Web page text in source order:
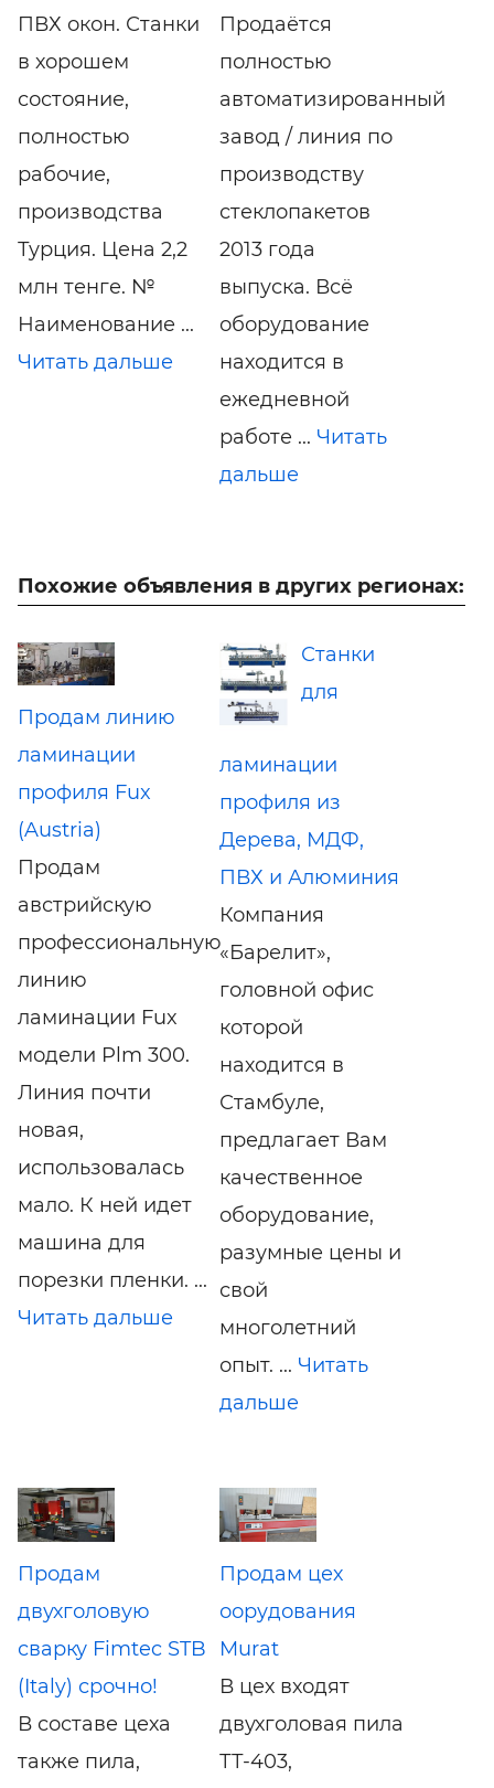
ПВХ окон. Станки
в хорошем
состояние,
полностью
рабочие,
производства
Турция. Цена 2,2
млн тенге. №
Наименование ...
Читать дальше
Продаётся
полностью
автоматизированный
завод / линия по
производству
стеклопакетов
2013 года
выпуска. Всё
оборудование
находится в
ежедневной
работе ... Читать
дальше
Похожие объявления в других регионах:
Продам линию
ламинации
профиля Fux
(Austria)
Продам
австрийскую
профессиональную
линию
ламинации Fux
модели Plm 300.
Линия почти
новая,
использовалась
мало. К ней идет
машина для
порезки пленки. ...
Читать дальше
Станки
для
ламинации
профиля из
Дерева, МДФ,
ПВХ и Алюминия
Компания
«Барелит»,
головной офис
которой
находится в
Стамбуле,
предлагает Вам
качественное
оборудование,
разумные цены и
свой
многолетний
опыт. ... Читать
дальше
Продам
двухголовую
сварку Fimtec STB
(Italy) срочно!
В составе цеха
также пила,
Продам цех
оорудования
Murat
В цех входят
двухголовая пила
ТТ-403,